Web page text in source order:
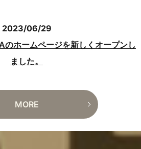
2023/06/29
のホームページを新しくオープンし
ました。
MORE